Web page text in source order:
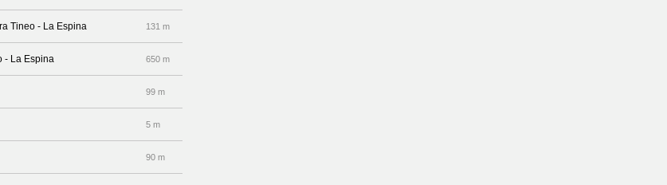
Tineo - La Espina 131 m
- La Espina 650 m
99 m
5 m
90 m